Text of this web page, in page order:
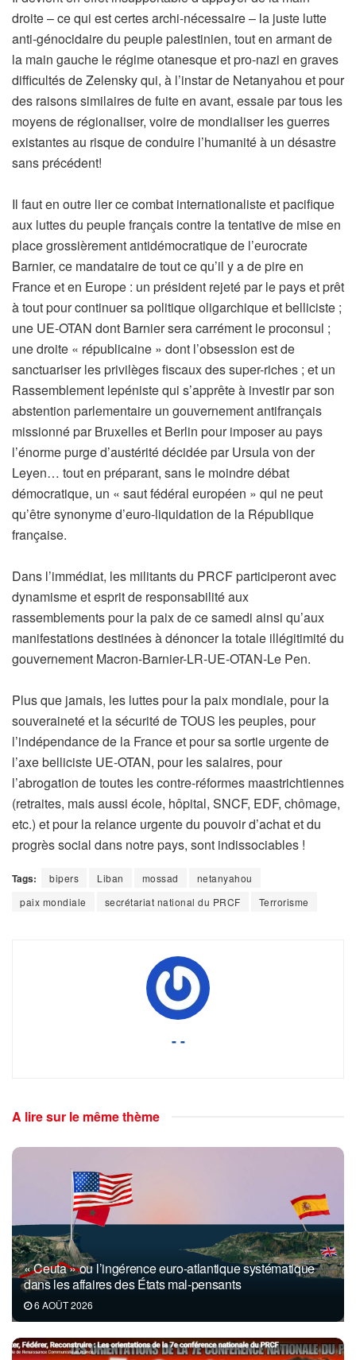
droite – ce qui est certes archi-nécessaire – la juste lutte
anti-génocidaire du peuple palestinien, tout en armant de
la main gauche le régime otanesque et pro-nazi en graves
difficultés de Zelensky qui, à l’instar de Netanyahou et pour
des raisons similaires de fuite en avant, essaie par tous les
moyens de régionaliser, voire de mondialiser les guerres
existantes au risque de conduire l’humanité à un désastre
sans précédent!
Il faut en outre lier ce combat internationaliste et pacifique
aux luttes du peuple français contre la tentative de mise en
place grossièrement antidémocratique de l’eurocrate
Barnier, ce mandataire de tout ce qu’il y a de pire en
France et en Europe : un président rejeté par le pays et prêt
à tout pour continuer sa politique oligarchique et belliciste ;
une UE-OTAN dont Barnier sera carrément le proconsul ;
une droite « républicaine » dont l’obsession est de
sanctuariser les privilèges fiscaux des super-riches ; et un
Rassemblement lepéniste qui s’apprête à investir par son
abstention parlementaire un gouvernement antifrançais
missionné par Bruxelles et Berlin pour imposer au pays
l’énorme purge d’austérité décidée par Ursula von der
Leyen… tout en préparant, sans le moindre débat
démocratique, un « saut fédéral européen » qui ne peut
qu’être synonyme d’euro-liquidation de la République
française.
Dans l’immédiat, les militants du PRCF participeront avec
dynamisme et esprit de responsabilité aux
rassemblements pour la paix de ce samedi ainsi qu’aux
manifestations destinées à dénoncer la totale illégitimité du
gouvernement Macron-Barnier-LR-UE-OTAN-Le Pen.
Plus que jamais, les luttes pour la paix mondiale, pour la
souveraineté et la sécurité de TOUS les peuples, pour
l’indépendance de la France et pour sa sortie urgente de
l’axe belliciste UE-OTAN, pour les salaires, pour
l’abrogation de toutes les contre-réformes maastrichtiennes
(retraites, mais aussi école, hôpital, SNCF, EDF, chômage,
etc.) et pour la relance urgente du pouvoir d’achat et du
progrès social dans notre pays, sont indissociables !
Tags: bipers Liban mossad
netanyahou
paix mondiale
secrétariat national du PRCF Terrorisme
- -
A lire sur le même thème
« Ceuta » ou l’ingérence euro-atlantique systématique
dans les affaires des États mal-pensants
6 AOÛT 2026